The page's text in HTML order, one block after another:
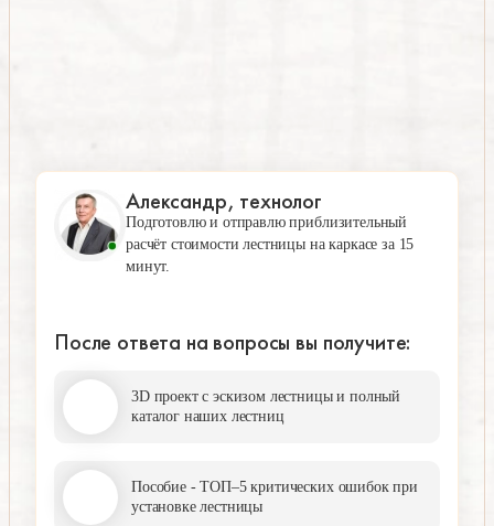
Александр, технолог
Подготовлю и отправлю приблизительный
расчёт стоимости лестницы на каркасе за 15
минут.
После ответа на вопросы вы получите:
3D проект с эскизом лестницы и полный
каталог наших лестниц
Пособие - ТОП–5 критических ошибок при
установке лестницы